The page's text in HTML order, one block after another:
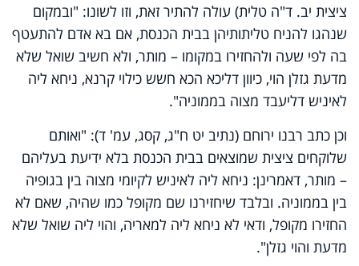
ציצית יב. ד"ה טלית) עולה להתיר זאת, וזו לשונו: "ובמקום
שנהגו להניח טליתותיהן בבית הכנסת, אם בא אדם להתעטף
בה לפי שעה ולהחזירו במקומו – מותר, ולא חשיב שואל שלא
מדעת גזלן הוי, כיוון דליכא הכא חשש כילוי קרנא, ניחא ליה
לאיניש דליעבד מצוה בממוניה".
וכן כתב רבנו ירוחם (נתיב יט ח"ג, קסג, עמ' ד): "ואותם
שלוקחים ציצית שמוצאים בבית הכנסת בלא ידיעת בעליהם
– מותר, דאמרינן: ניחא ליה לאיניש לקיומי מצוה בין בגופיה
בין בממוניה. ובלבד שיחזירנו שם מקופל כמו שהיה, שאם לא
החזירו מקופל, ודאי לא ניחא ליה למאריה, והוי ליה שואל שלא
מדעת והוי גזלן".